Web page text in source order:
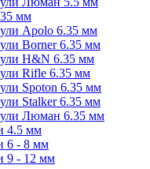
мм
Apolo 6.35 мм
Borner 6.35 мм
H&N 6.35 мм
Rifle 6.35 мм
Spoton 6.35 мм
Stalker 6.35 мм
Люман 6.35 мм
4.5 мм
6 - 8 мм
9 - 12 мм